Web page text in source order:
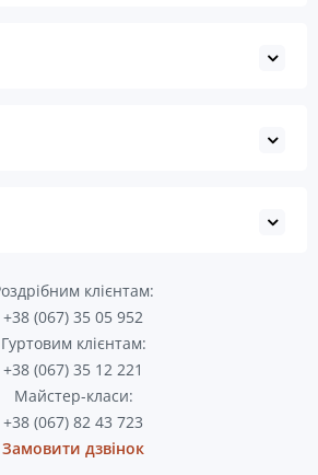
клієнтам:
+38 (067) 35 05 952
Гуртовим клієнтам:
+38 (067) 35 12 221
Майстер-класи:
+38 (067) 82 43 723
Замовити дзвінок